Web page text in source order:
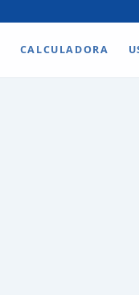
CALCULADORA